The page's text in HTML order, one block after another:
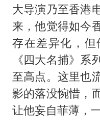
大导演乃至香港
来，他觉得如今
存在差异化，
《四大名捕》系
至高点。这里也
影的落没惋惜，
让他妄自菲薄，